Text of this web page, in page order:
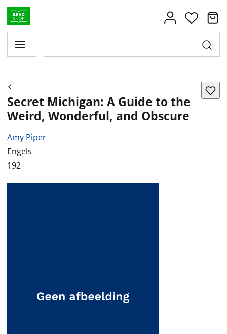
Secret Michigan: A Guide to the
Weird, Wonderful, and Obscure
Amy Piper
Engels
192